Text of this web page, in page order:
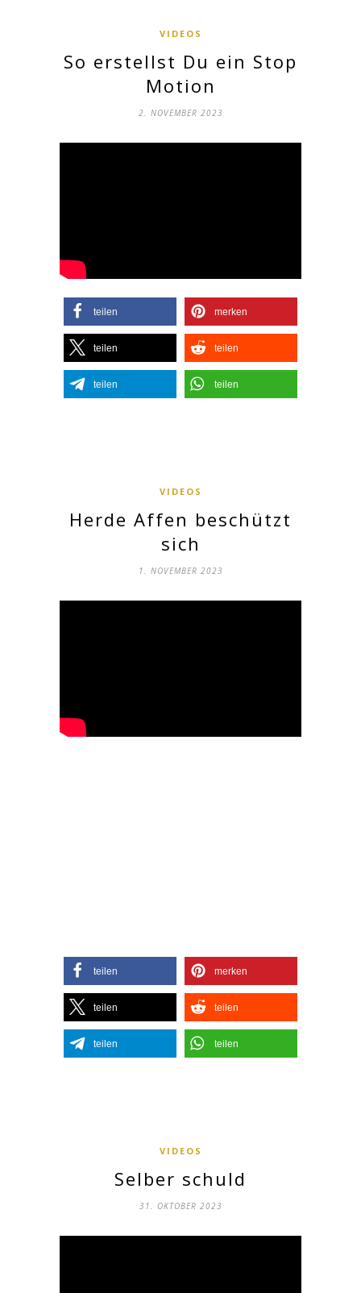
VIDEOS
So erstellst Du ein Stop
Motion
2. NOVEMBER 2023
teilen merken
teilen teilen
teilen teilen
VIDEOS
Herde Affen beschützt
sich
1. NOVEMBER 2023
teilen merken
teilen teilen
teilen teilen
VIDEOS
Selber schuld
31. OKTOBER 2023